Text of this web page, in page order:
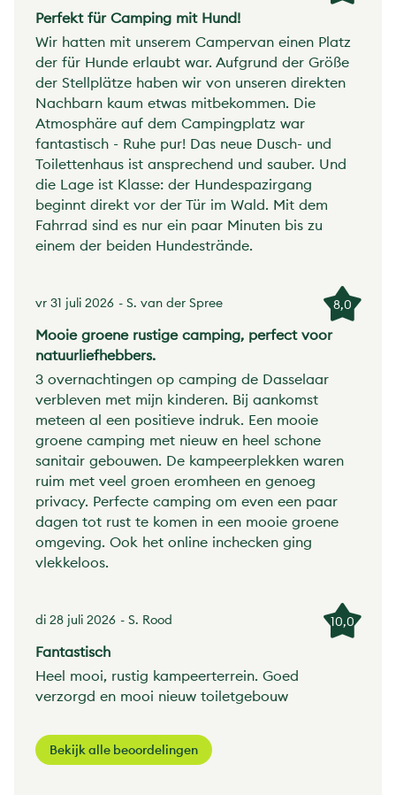
Perfekt für Camping mit Hund!
Wir hatten mit unserem Campervan einen Platz
der für Hunde erlaubt war. Aufgrund der Größe
der Stellplätze haben wir von unseren direkten
Nachbarn kaum etwas mitbekommen. Die
Atmosphäre auf dem Campingplatz war
fantastisch - Ruhe pur! Das neue Dusch- und
Toilettenhaus ist ansprechend und sauber. Und
die Lage ist Klasse: der Hundespazirgang
beginnt direkt vor der Tür im Wald. Mit dem
Fahrrad sind es nur ein paar Minuten bis zu
einem der beiden Hundestrände.
vr 31 juli 2026 - S. van der Spree 8,0
Mooie groene rustige camping, perfect voor
natuurliefhebbers.
3 overnachtingen op camping de Dasselaar
verbleven met mijn kinderen. Bij aankomst
meteen al een positieve indruk. Een mooie
groene camping met nieuw en heel schone
sanitair gebouwen. De kampeerplekken waren
ruim met veel groen eromheen en genoeg
privacy. Perfecte camping om even een paar
dagen tot rust te komen in een mooie groene
omgeving. Ook het online inchecken ging
vlekkeloos.
di 28 juli 2026 - S. Rood 10,0
Fantastisch
Heel mooi, rustig kampeerterrein. Goed
verzorgd en mooi nieuw toiletgebouw
Bekijk alle beoordelingen